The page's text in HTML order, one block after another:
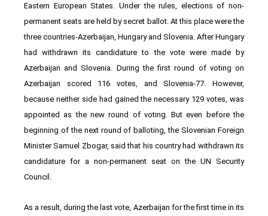
Eastern European States. Under the rules, elections of non-
permanent seats are held by secret ballot. At this place were the
three countries-Azerbaijan, Hungary and Slovenia. After Hungary
had withdrawn its candidature to the vote were made by
Azerbaijan and Slovenia. During the first round of voting on
Azerbaijan scored 116 votes, and Slovenia-77. However,
because neither side had gained the necessary 129 votes, was
appointed as the new round of voting. But even before the
beginning of the next round of balloting, the Slovenian Foreign
Minister Samuel Zbogar, said that his country had withdrawn its
candidature for a non-permanent seat on the UN Security
Council.
As a result, during the last vote, Azerbaijan for the first time in its